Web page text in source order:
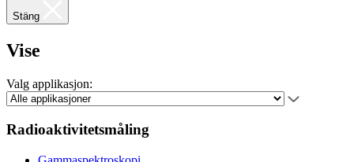
Stäng
Vise
Valg applikasjon:
Radioaktivitetsmåling